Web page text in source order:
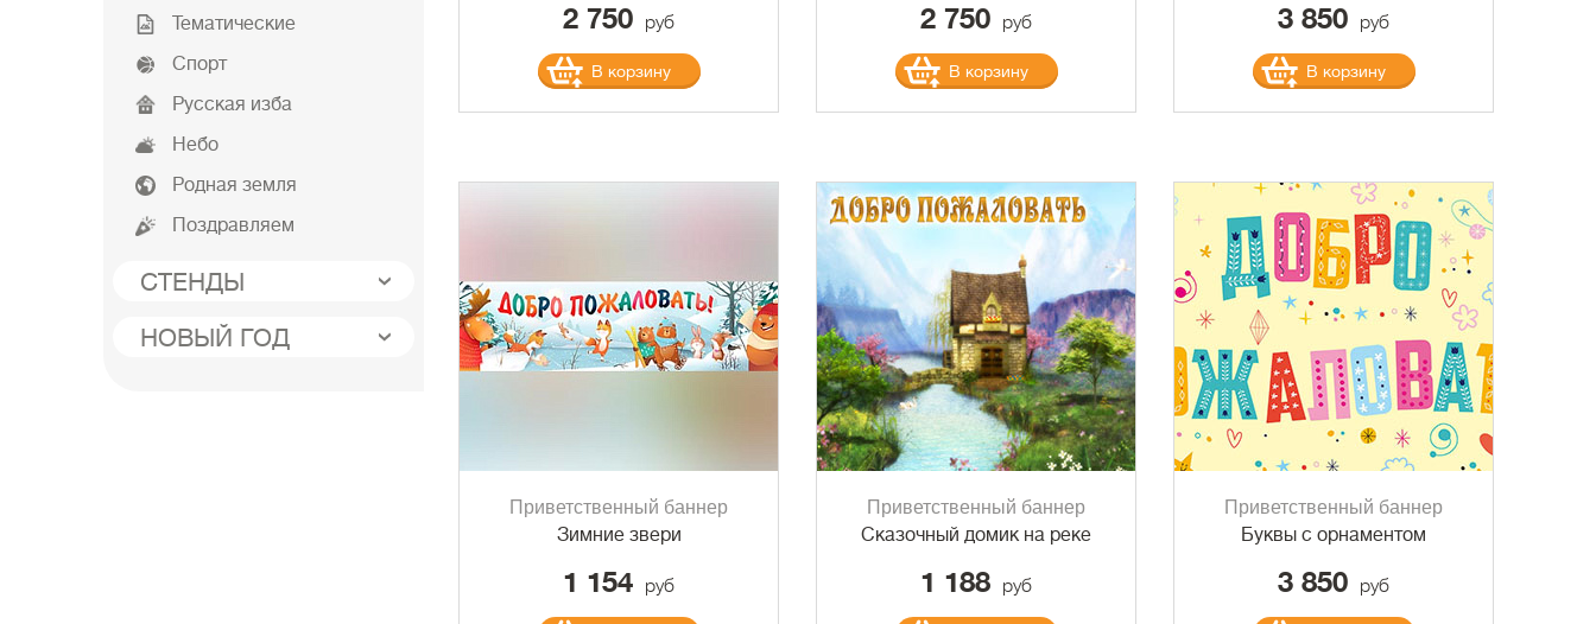
Тематические
Спорт
Русская изба
Небо
Родная земля
Поздравляем
СТЕНДЫ
НОВЫЙ ГОД
2 750 руб
В корзину
2 750 руб
В корзину
3 850 руб
В корзину
Приветственный баннер
Зимние звери
1 154 руб
Приветственный баннер
Сказочный домик на реке
1 188 руб
Приветственный баннер
Буквы с орнаментом
3 850 руб